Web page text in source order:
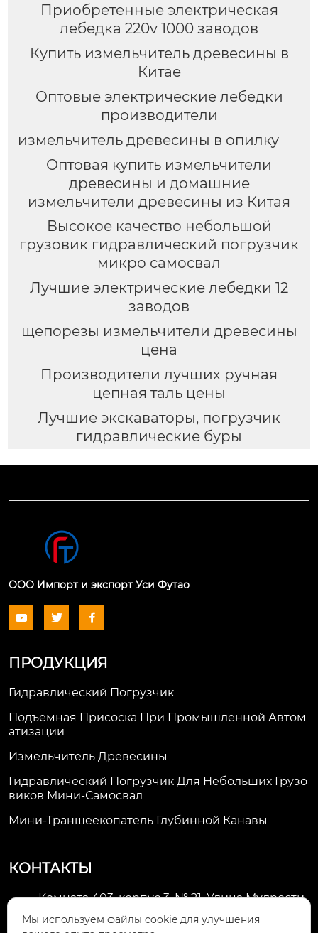
Приобретенные электрическая
лебедка 220v 1000 заводов
Купить измельчитель древесины в
Китае
Оптовые электрические лебедки
производители
измельчитель древесины в опилку
Оптовая купить измельчители
древесины и домашние
измельчители древесины из Китая
Высокое качество небольшой
грузовик гидравлический погрузчик
микро самосвал
Лучшие электрические лебедки 12
заводов
щепорезы измельчители древесины
цена
Производители лучших ручная
цепная таль цены
Лучшие экскаваторы, погрузчик
гидравлические буры
ООО Импорт и экспорт Уси Футао
  
ПРОДУКЦИЯ
Гидравлический Погрузчик
Подъемная Присоска При Промышленной Автом
Атизации
Измельчитель Древесины
Гидравлический Погрузчик Для Небольших Грузо
Виков Мини-Самосвал
Мини-Траншеекопатель Глубинной Канавы
КОНТАКТЫ
Комната 403, корпус 3, № 21, Улица Мудрости,
Зона экономического развития Хуэйшань,
город Уси
Мы используем файлы cookie для улучшения